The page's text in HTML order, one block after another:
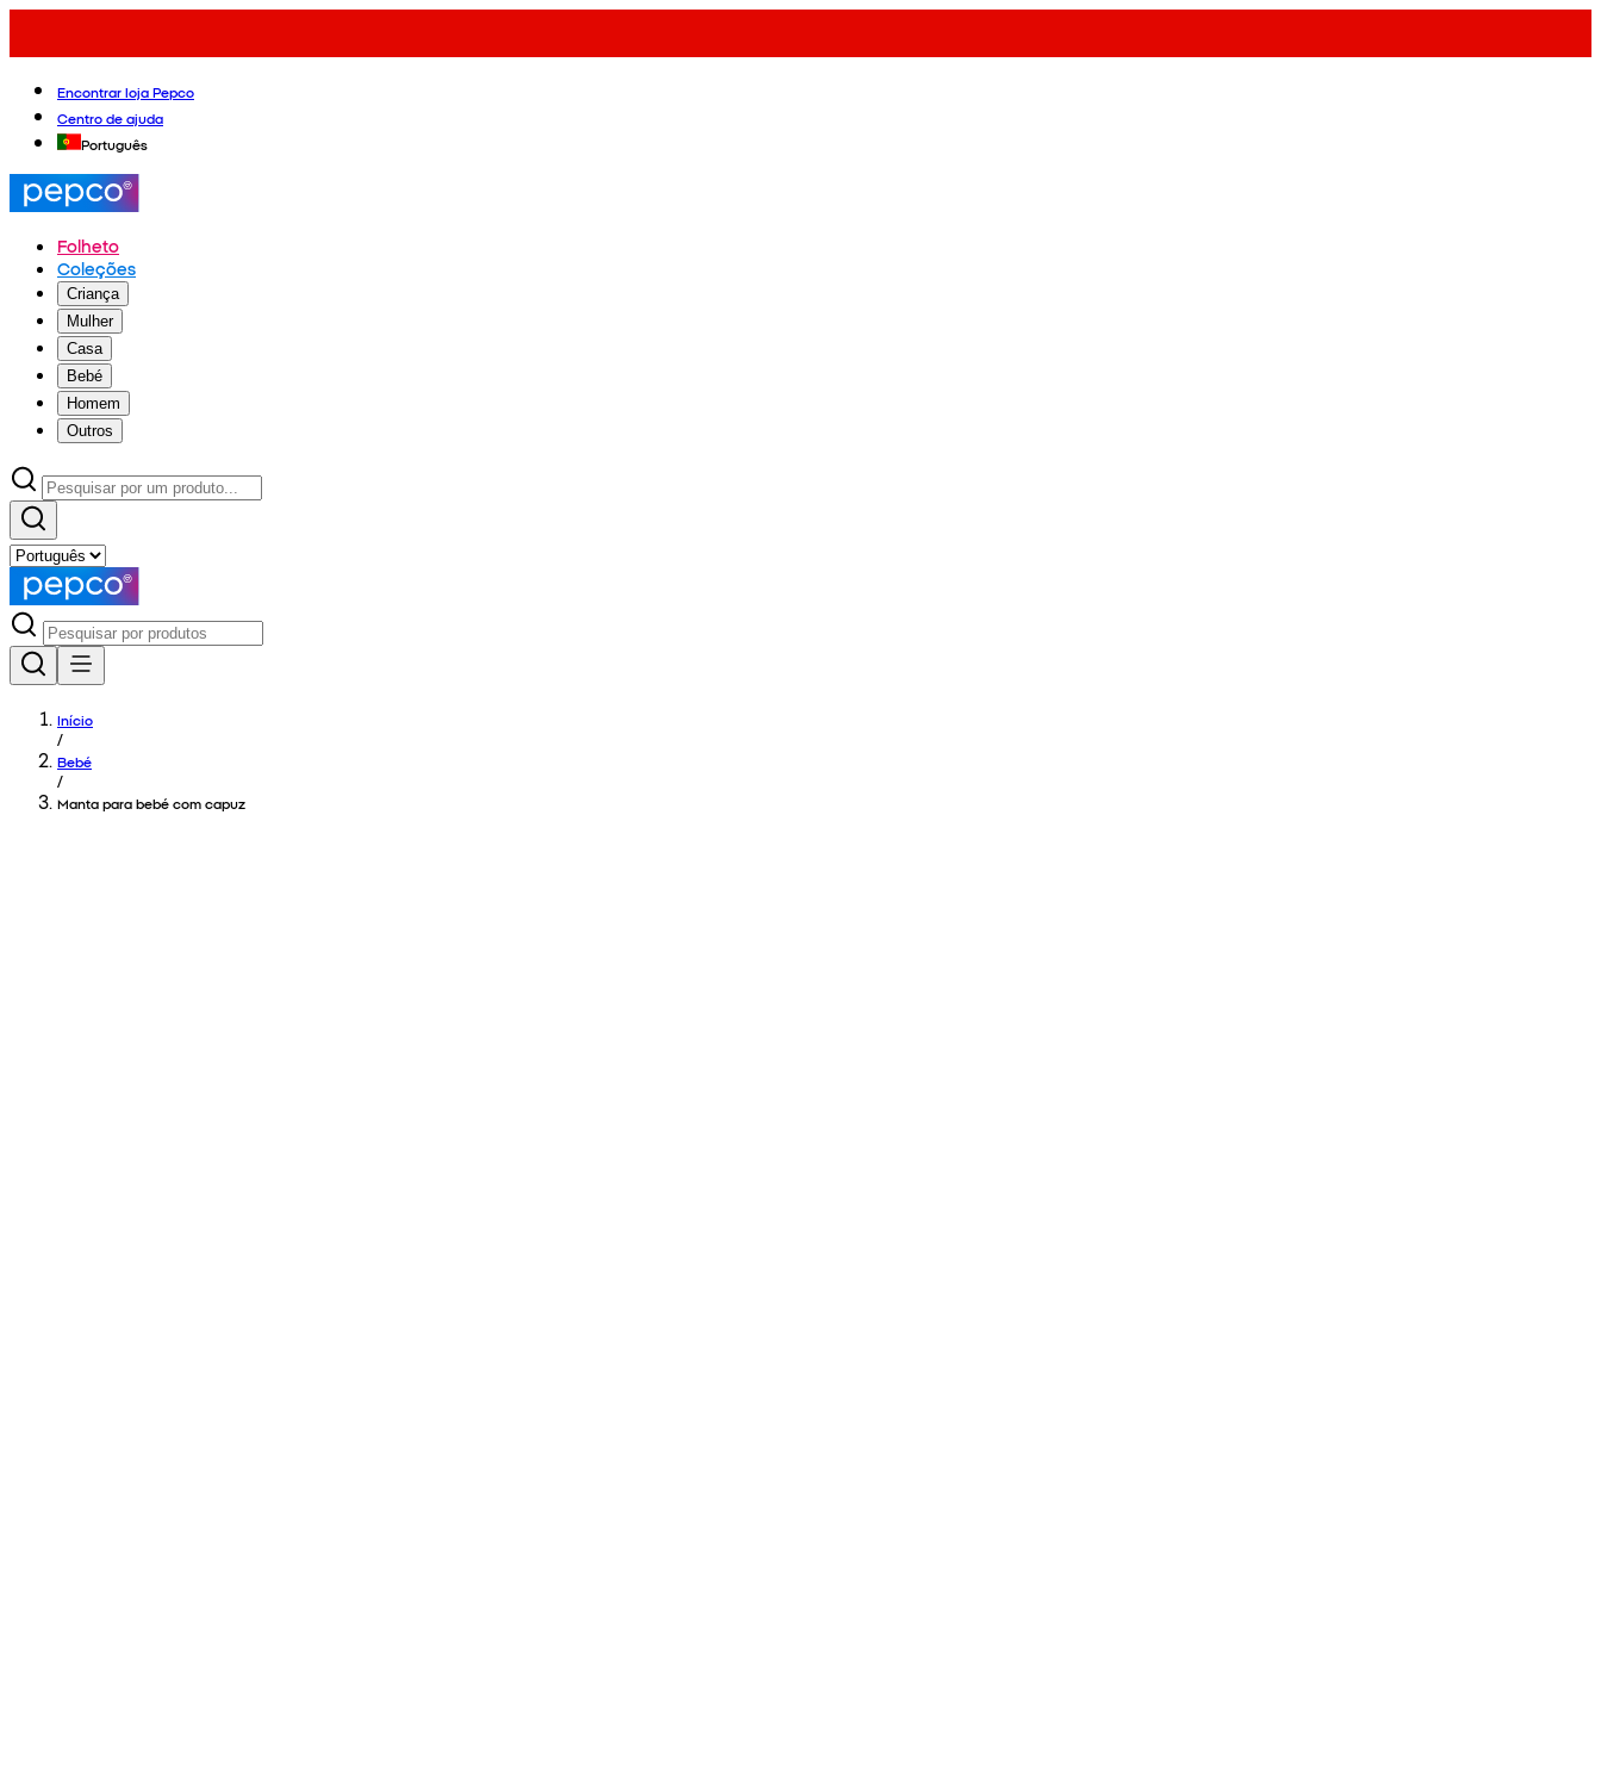
Encontrar loja Pepco
Centro de ajuda
Português
Folheto
Coleções
Criança
Mulher
Casa
Bebé
Homem
Outros
Início
/
Bebé
/
Manta para bebé com capuz